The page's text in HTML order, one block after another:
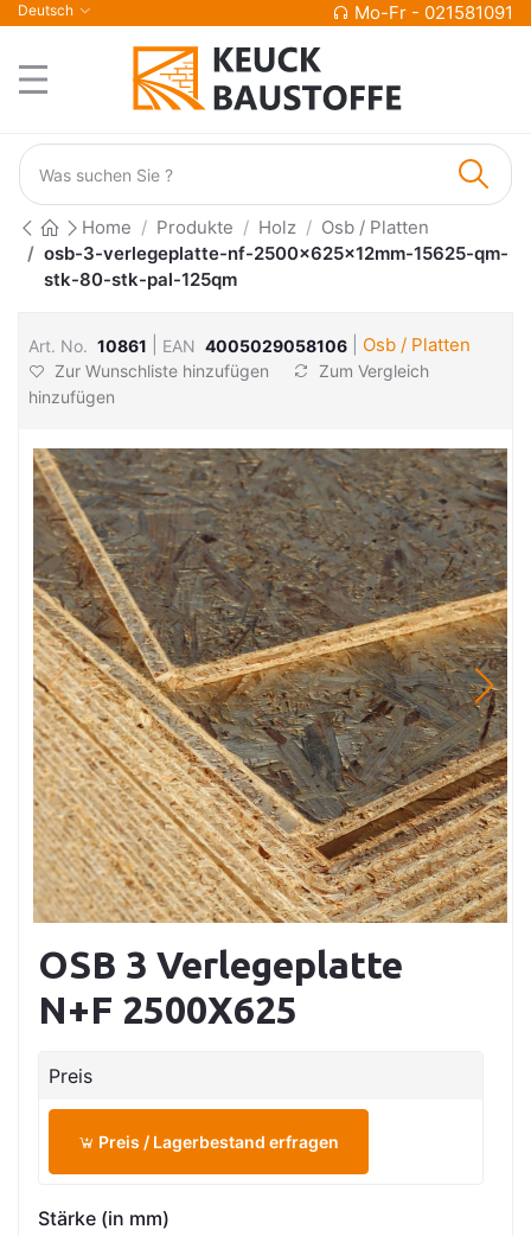
Deutsch Mo-Fr - 021581091
Home Produkte Holz
Osb / Platten
osb-3-verlegeplatte-nf-2500x625x12mm-15625-qm-
stk-80-stk-pal-125qm
Art. No. 10861 EAN 4005029058106 Osb / Platten
Zur Wunschliste hinzufügen
Zum Vergleich
hinzufügen
OSB 3 Verlegeplatte
N+F 2500X625
Preis
Preis / Lagerbestand erfragen
Stärke (in mm)